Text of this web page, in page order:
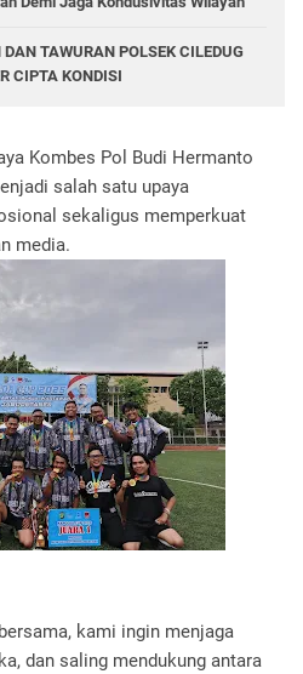
TAWURAN POLSEK CILEDUG
CIPTA KONDISI
Kombes Pol Budi Hermanto
salah satu upaya
sekaligus memperkuat
media.
kami ingin menjaga
dan saling mendukung antara